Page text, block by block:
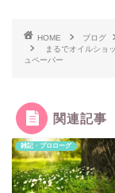
HOME ブログ
まるでオイルショ
ュペーパー
関連記事
雑記・プロローグ